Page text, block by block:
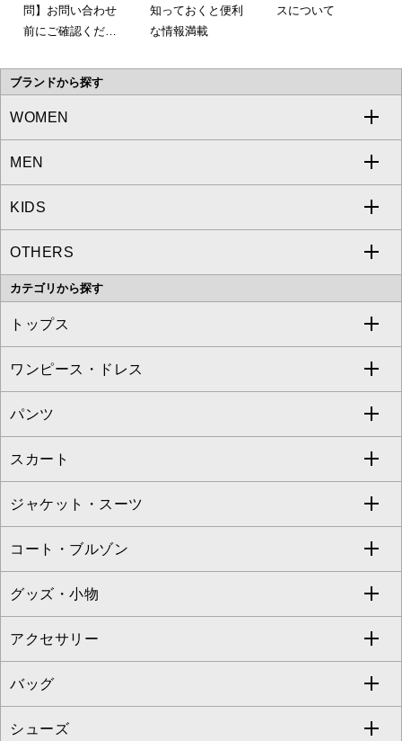
問】お問い合わせ
前にご確認くださ
知っておくと便利
な情報満載
スについて
ブランドから探す
WOMEN
a.v.v
MICHEL KLEIN
MK MICHEL KLEIN
OFUON le MK
MEN
a.v.v
MICHEL KLEIN HOMME
MK MICHEL KLEIN HOMME
KIDS
a.v.v
OTHERS
MK MICHEL KLEIN BAG
カテゴリから探す
トップス
すべてのトップス
カットソー・Tシャツ
ブラウス・シャツ
ニット・セーター
カーディガン
アンサンブルセット
ベスト・ジレ
パーカー
タンクトップ・キャミソール
ワンピース・ドレス
すべてのワンピース・ドレス
ワンピース
ドレス
チュニック
ジャンパースカート
その他のワンピース・ドレス
パンツ
すべてのパンツ
フルレングスパンツ
クロップド・半端丈パンツ
ガウチョ・ワイドパンツ
ハーフ・ショート丈パンツ
サロペット・オールインワン
その他のパンツ
スカート
すべてのスカート
ロング・マキシ丈スカート
ひざ丈スカート
ミモレ丈スカート
ショート・ミニ丈スカート
その他のスカート
ジャケット・スーツ
すべてのジャケット・スーツ
テーラードジャケット
ノーカラージャケット
セットアップ
セットアップジャケット
コート・ブルゾン
すべてのコート・ブルゾン
トレンチコート
ピーコート
ダッフルコート
グッズ・小物
すべてのグッズ・小物
マスク
ストール・マフラー・スヌード
アクセサリー
すべてのアクセサリー
ネックレス
バッグ
すべてのバッグ
シューズ